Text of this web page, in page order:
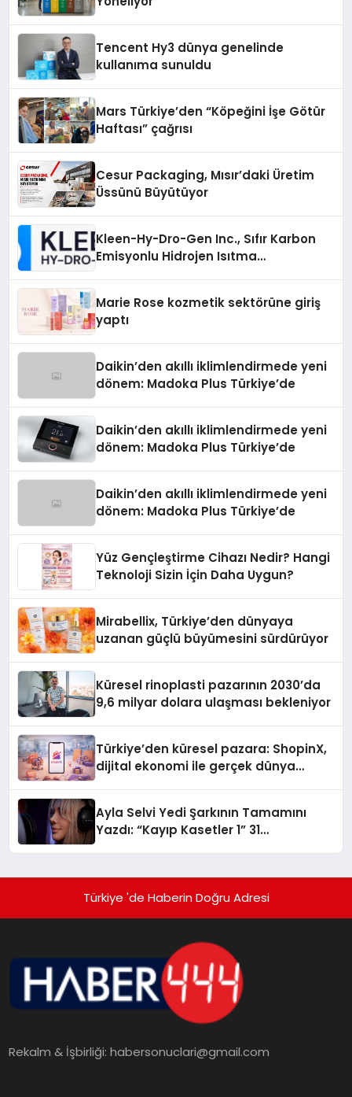
Tencent Hy3 dünya genelinde
kullanıma sunuldu
Mars Türkiye’den “Köpeğini İşe Götür
Haftası” çağrısı
Cesur Packaging, Mısır’daki Üretim
Üssünü Büyütüyor
Kleen-Hy-Dro-Gen Inc., Sıfır Karbon
Emisyonlu Hidrojen Isıtma
Marie Rose kozmetik sektörüne giriş
yaptı
Daikin’den akıllı iklimlendirmede yeni
dönem: Madoka Plus Türkiye’de
Daikin’den akıllı iklimlendirmede yeni
dönem: Madoka Plus Türkiye’de
Daikin’den akıllı iklimlendirmede yeni
dönem: Madoka Plus Türkiye’de
Yüz Gençleştirme Cihazı Nedir? Hangi
Teknoloji Sizin İçin Daha Uygun?
Mirabellix, Türkiye’den dünyaya
uzanan güçlü büyümesini sürdürüyor
Küresel rinoplasti pazarının 2030’da
9,6 milyar dolara ulaşması bekleniyor
Türkiye’den küresel pazara: ShopinX,
dijital ekonomi ile gerçek dünya
Ayla Selvi Yedi Şarkının Tamamını
Yazdı: “Kayıp Kasetler 1” 31
Türkiye 'de Haberin Doğru Adresi
Rekalm & İşbirliği:habersonuclari@gmail.com